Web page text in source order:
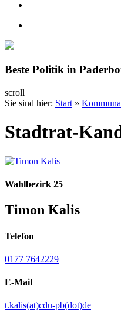
Beste Politik in
scroll
Sie sind hier: Start »
Stadtrat-
Wahlbezirk 25
Timon Kalis
Telefon
‭0177 7642229‬
E-Mail
t.kalis(at)cdu-pb(dot)de